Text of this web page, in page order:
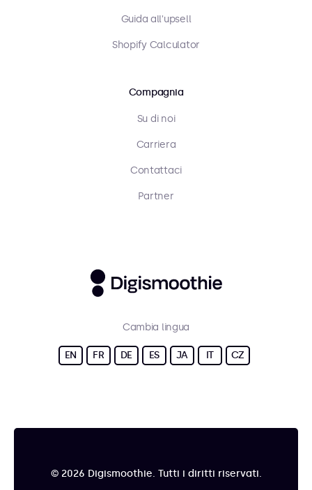
Guida all'upsell
Shopify Calculator
Compagnia
Su di noi
Carriera
Contattaci
Partner
Cambia lingua
EN FR DE ES JA IT CZ
© 2026 Digismoothie. Tutti i diritti riservati.